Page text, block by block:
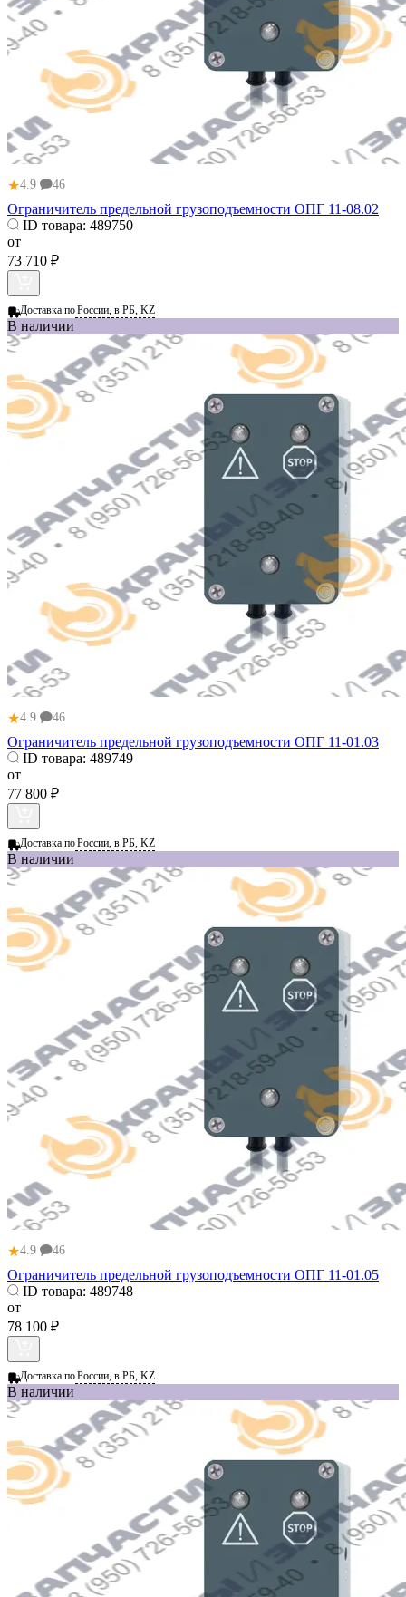
★4.9 46
Ограничитель предельной грузоподъемности ОПГ 11-08.02
ID товара: 489750
от
73 710 ₽
Доставка поРоссии, в РБ, KZ
В наличии
★4.9 46
Ограничитель предельной грузоподъемности ОПГ 11-01.03
ID товара: 489749
от
77 800 ₽
Доставка поРоссии, в РБ, KZ
В наличии
★4.9 46
Ограничитель предельной грузоподъемности ОПГ 11-01.05
ID товара: 489748
от
78 100 ₽
Доставка поРоссии, в РБ, KZ
В наличии